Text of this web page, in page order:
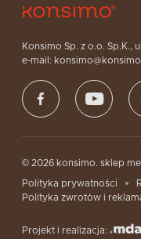
Konsimo Sp. z o.o. Sp.K.,
e-mail:
© 2026 konsimo. sklep
Polityka prywatności
Polityka zwrotów i
Projekt i realizacja: